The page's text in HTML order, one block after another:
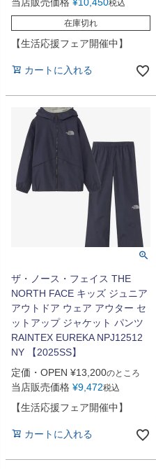
税込
在庫切れ
【生活応援フェア開催中】
カートに入れる
ザ・ノース・フェイス THE
NORTH FACE キッズ ジュニア
アウトドア ウェア アウター セ
ットアップ ジャケット パンツ
RAINTEX EUREKA NPJ12512
NY 【2025SS】
定価・OPEN ¥13,200のところ
当店販売価格 ¥9,472税込
【生活応援フェア開催中】
カートに入れる